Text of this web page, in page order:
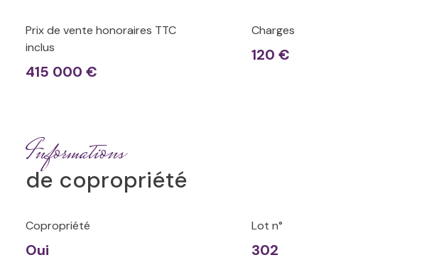
Prix de vente honoraires TTC
inclus
415 000 €
Charges
120 €
Informations
de copropriété
Copropriété
Oui
Lot n°
302